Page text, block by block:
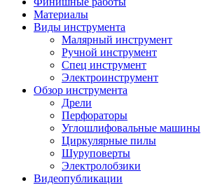
Материалы
Виды инструмента
Малярный инструмент
Ручной инструмент
Спец инструмент
Электроинструмент
Обзор инструмента
Дрели
Перфораторы
Углошлифовальные машины
Циркулярные пилы
Шуруповерты
Электролобзики
Видеопубликации